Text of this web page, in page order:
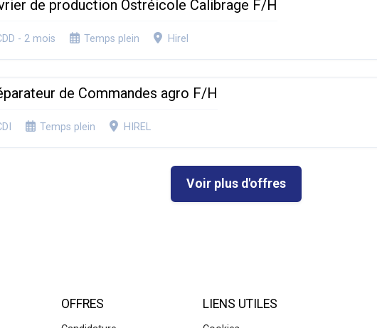
de production Ostréicole Calibrage F/H
- 2 mois Temps plein Hirel
de Commandes agro F/H
Temps plein HIREL
Voir plus d'offres
OFFRES LIENS UTILES